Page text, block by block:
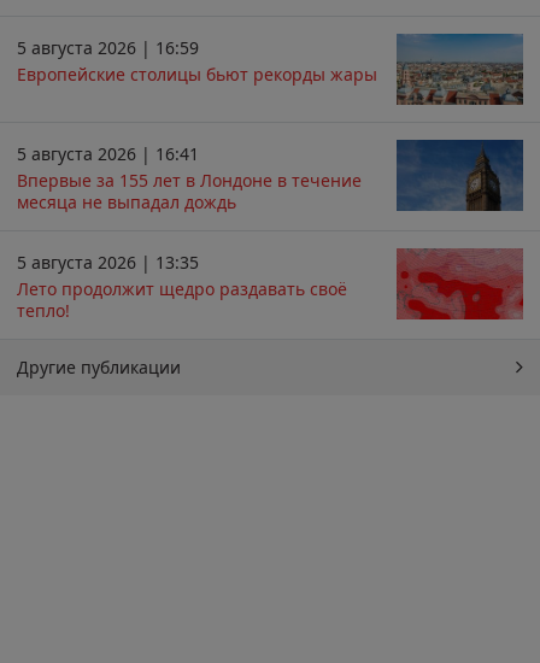
5 августа 2026 | 16:59
Европейские столицы бьют рекорды жары
5 августа 2026 | 16:41
Впервые за 155 лет в Лондоне в течение
месяца не выпадал дождь
5 августа 2026 | 13:35
Лето продолжит щедро раздавать своё
тепло!
Другие публикации